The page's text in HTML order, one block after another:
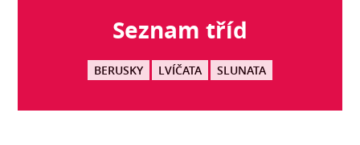
Seznam tříd
BERUSKY LVÍČATA SLUNATA